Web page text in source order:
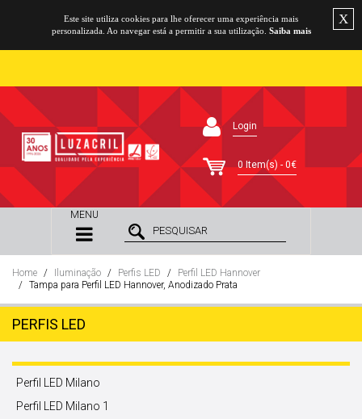
Este site utiliza cookies para lhe oferecer uma experiência mais
personalizada. Ao navegar está a permitir a sua utilização. Saiba mais
X
Login
0 Item(s) - 0€
MENU
Home Iluminação Perfis LED
Perfil LED Hannover
Tampa para Perfil LED Hannover, Anodizado Prata
PERFIS LED
Perfil LED Milano
Perfil LED Milano 1